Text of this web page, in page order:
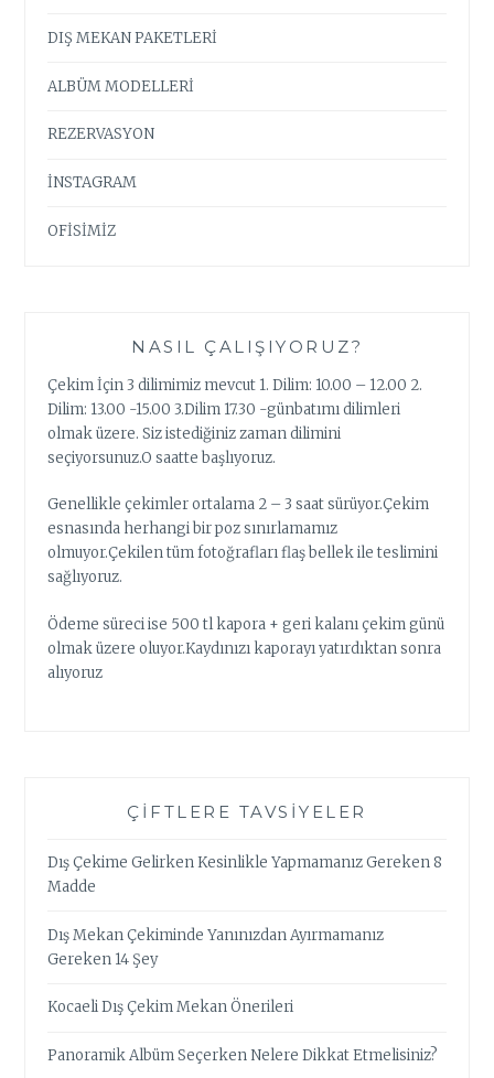
DIŞ MEKAN PAKETLERİ
ALBÜM MODELLERİ
REZERVASYON
İNSTAGRAM
OFİSİMİZ
NASIL ÇALIŞIYORUZ?
Çekim İçin 3 dilimimiz mevcut 1. Dilim: 10.00 – 12.00 2.
Dilim: 13.00 -15.00 3.Dilim 17.30 -günbatımı dilimleri
olmak üzere. Siz istediğiniz zaman dilimini
seçiyorsunuz.O saatte başlıyoruz.
Genellikle çekimler ortalama 2 – 3 saat sürüyor.Çekim
esnasında herhangi bir poz sınırlamamız
olmuyor.Çekilen tüm fotoğrafları flaş bellek ile teslimini
sağlıyoruz.
Ödeme süreci ise 500 tl kapora + geri kalanı çekim günü
olmak üzere oluyor.Kaydınızı kaporayı yatırdıktan sonra
alıyoruz
ÇIFTLERE TAVSIYELER
Dış Çekime Gelirken Kesinlikle Yapmamanız Gereken 8
Madde
Dış Mekan Çekiminde Yanınızdan Ayırmamanız
Gereken 14 Şey
Kocaeli Dış Çekim Mekan Önerileri
Panoramik Albüm Seçerken Nelere Dikkat Etmelisiniz?